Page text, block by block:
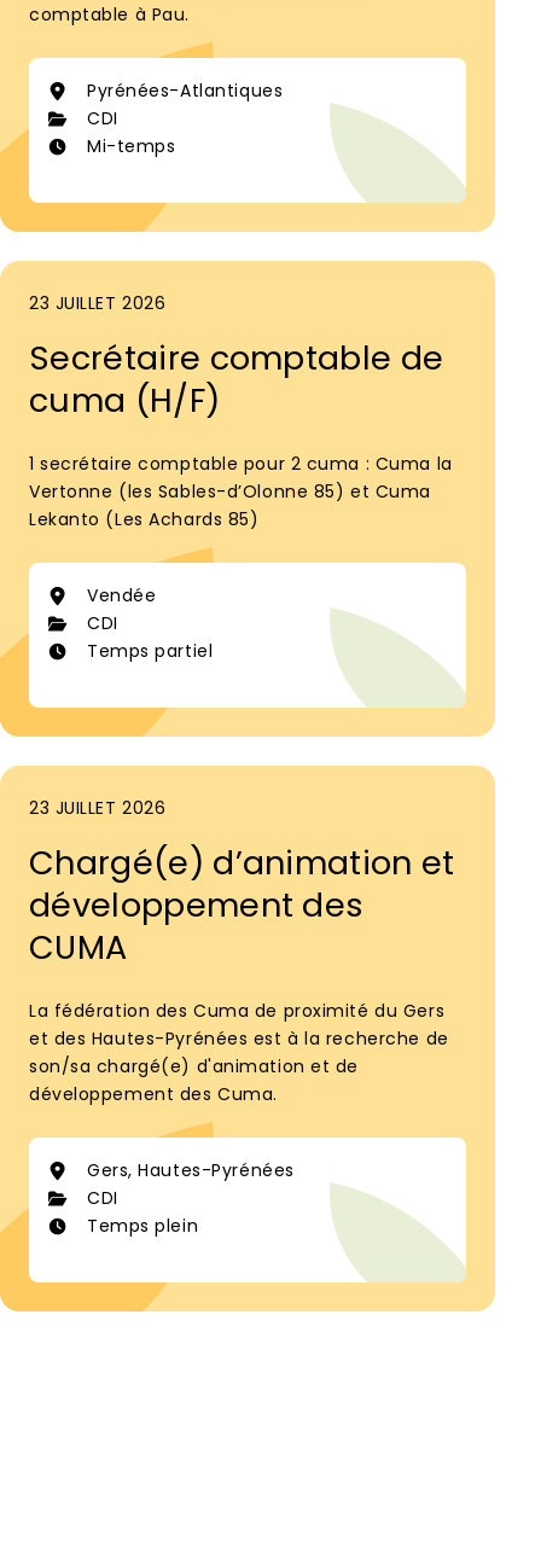
comptable à Pau.
Pyrénées-Atlantiques
CDI
Mi-temps
23 JUILLET 2026
Secrétaire comptable de
cuma (H/F)
1 secrétaire comptable pour 2 cuma : Cuma la
Vertonne (les Sables-d’Olonne 85) et Cuma
Lekanto (Les Achards 85)
Vendée
CDI
Temps partiel
23 JUILLET 2026
Chargé(e) d’animation et
développement des
CUMA
La fédération des Cuma de proximité du Gers
et des Hautes-Pyrénées est à la recherche de
son/sa chargé(e) d'animation et de
développement des Cuma.
Gers, Hautes-Pyrénées
CDI
Temps plein